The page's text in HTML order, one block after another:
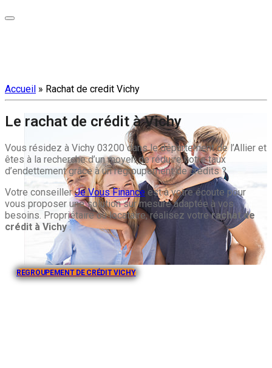
Accueil » Rachat de credit Vichy
Le rachat de crédit à Vichy
Vous résidez à Vichy 03200 dans le département de l’Allier et
êtes à la recherche d’un moyen de réduire votre taux
d’endettement grâce à un regroupement de crédits ?
Votre conseillerJe Vous Finance est à votre écoute pour
vous proposer une solution sur mesure adaptée à vos
besoins. Propriétaire ou locataire, réalisez votrerachat de
crédit à Vichy.
REGROUPEMENT DE CRÉDIT VICHY